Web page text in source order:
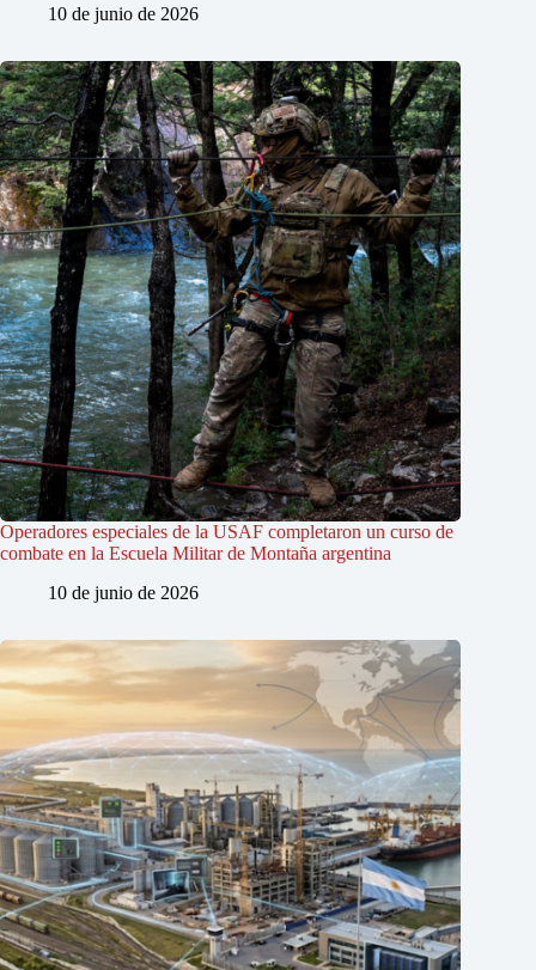
10 de junio de 2026
Operadores especiales de la USAF completaron un curso de
combate en la Escuela Militar de Montaña argentina
10 de junio de 2026